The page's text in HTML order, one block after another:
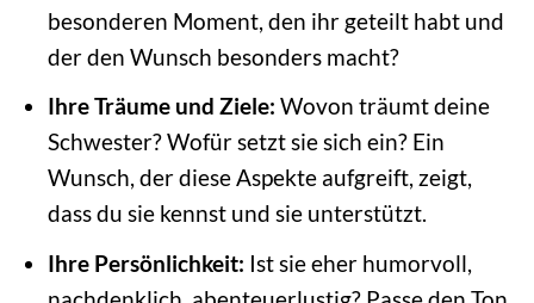
besonderen Moment, den ihr geteilt habt und
der den Wunsch besonders macht?
Ihre Träume und Ziele: Wovon träumt deine
Schwester? Wofür setzt sie sich ein? Ein
Wunsch, der diese Aspekte aufgreift, zeigt,
dass du sie kennst und sie unterstützt.
Ihre Persönlichkeit: Ist sie eher humorvoll,